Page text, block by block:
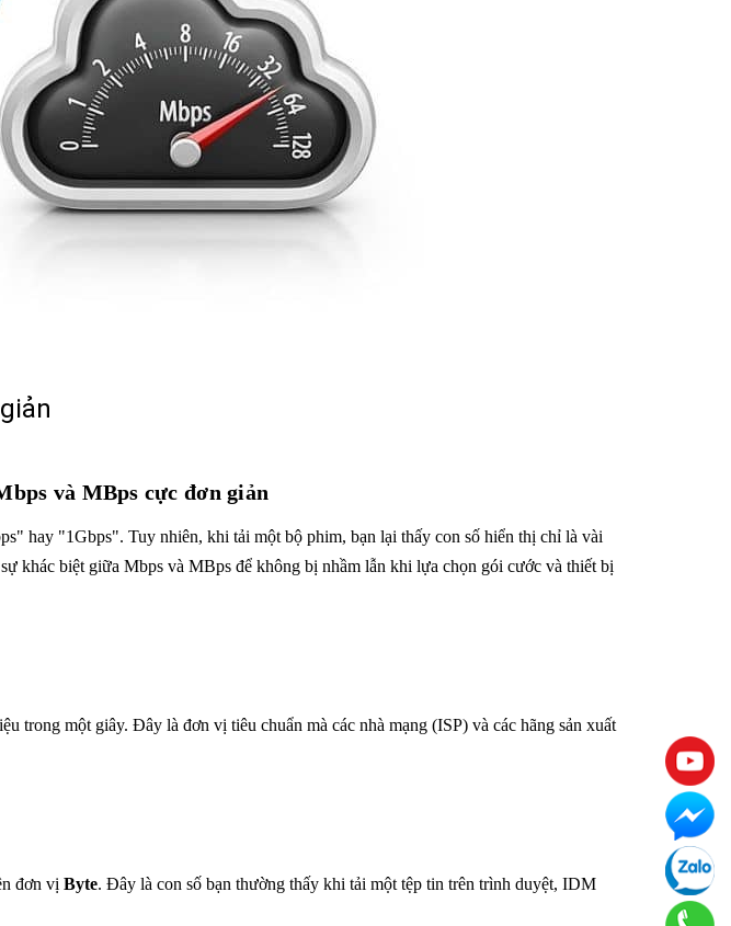
và MBps cực đơn giản
hay "1Gbps". Tuy nhiên, khi tải một bộ phim, bạn lại thấy con số hiển thị chỉ là vài
khác biệt giữa Mbps và MBps để không bị nhầm lẫn khi lựa chọn gói cước và thiết bị
trong một giây. Đây là đơn vị tiêu chuẩn mà các nhà mạng (ISP) và các hãng sản xuất
đơn vị Byte. Đây là con số bạn thường thấy khi tải một tệp tin trên trình duyệt, IDM